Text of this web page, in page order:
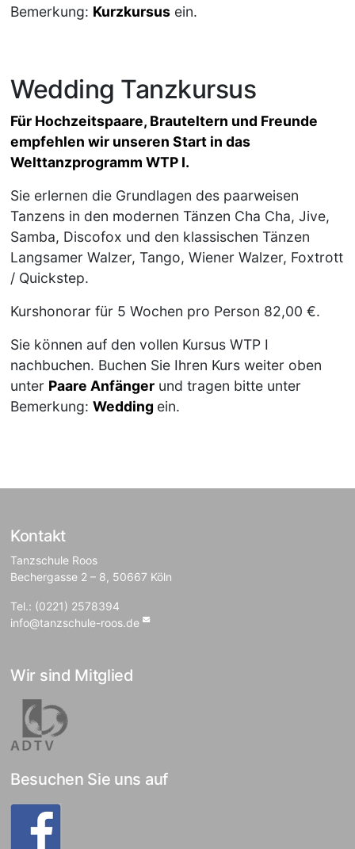
Bemerkung: Kurzkursus ein.
Wedding Tanzkursus
Für Hochzeitspaare, Brauteltern und Freunde
empfehlen wir unseren Start in das
Welttanzprogramm WTP I.
Sie erlernen die Grundlagen des paarweisen
Tanzens in den modernen Tänzen Cha Cha, Jive,
Samba, Discofox und den klassischen Tänzen
Langsamer Walzer, Tango, Wiener Walzer, Foxtrott
/ Quickstep.
Kurshonorar für 5 Wochen pro Person 82,00 €.
Sie können auf den vollen Kursus WTP I
nachbuchen. Buchen Sie Ihren Kurs weiter oben
unter Paare Anfänger und tragen bitte unter
Bemerkung: Wedding ein.
Kontakt
Tanzschule Roos
Bechergasse 2 – 8, 50667 Köln
Tel.: (0221) 2578394
info@tanzschule-roos.de
Wir sind Mitglied
Besuchen Sie uns auf